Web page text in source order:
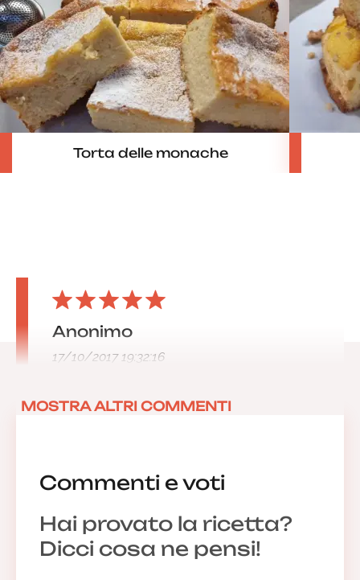
Torta delle monache
Commenti e voti
Hai provato la ricetta?
Dicci cosa ne pensi!
Anonimo
17/10/2017 19:32:16
MOSTRA ALTRI COMMENTI